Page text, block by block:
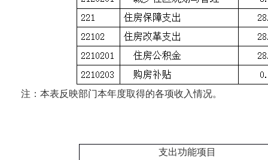
注：本表反映部门本年度取得的各项收入情况。
支出功能项目